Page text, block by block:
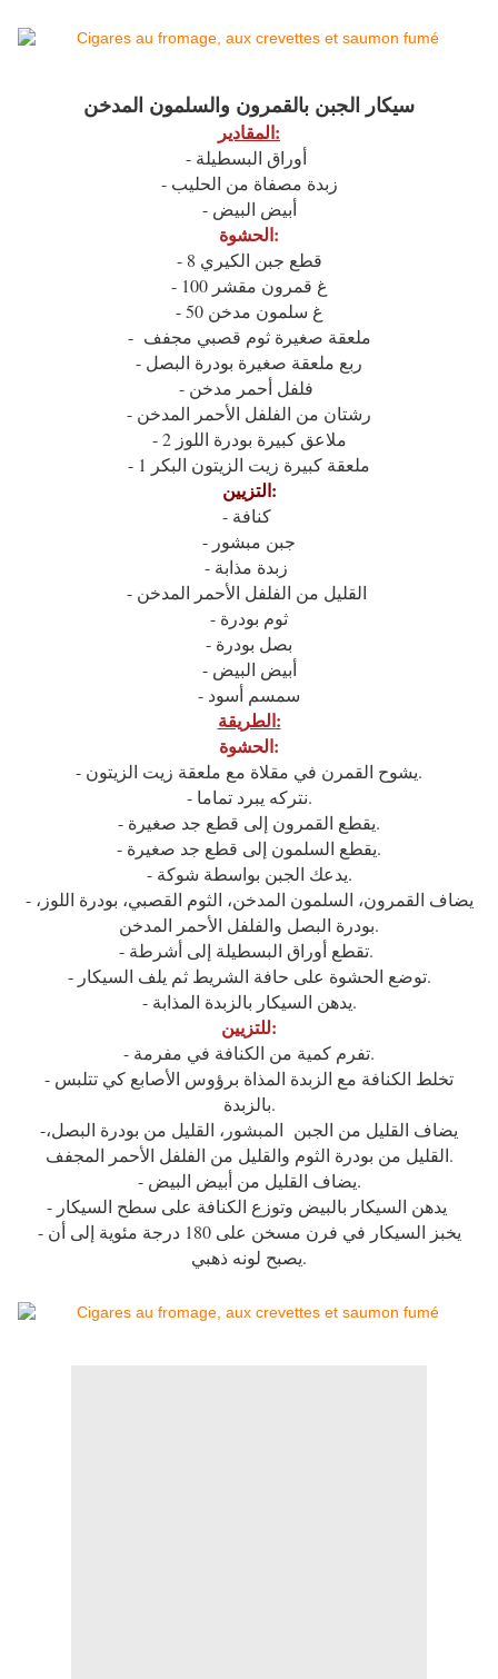
سيكار الجبن بالقمرون والسلمون المدخن
المقادير:
- زبدة مصفاة من الحليب
- أبيض البيض
الحشوة:
- 8 قطع جبن الكيري
- 100 غ قمرون مقشر
- 50 غ سلمون مدخن
- ملعقة صغيرة ثوم قصبي مجفف
- ربع ملعقة صغيرة بودرة البصل
- رشتان من الفلفل الأحمر المدخن
- 2 ملاعق كبيرة بودرة اللوز
- 1 ملعقة كبيرة زيت الزيتون البكر
التزيين:
- كنافة
- جبن مبشور
- ثوم بودرة
- بصل بودرة
- أبيض البيض
- سمسم أسود
الطريقة:
الحشوة:
- يشوح القمرن في مقلاة مع ملعقة زيت الزيتون.
- نتركه يبرد تماما.
- يقطع القمرون إلى قطع جد صغيرة.
- يقطع السلمون إلى قطع جد صغيرة.
- يدعك الجبن بواسطة شوكة.
- يضاف القمرون، السلمون المدخن، الثوم القصبي، بودرة اللوز،
بودرة البصل والفلفل الأحمر المدخن.
- تقطع أوراق البسطيلة إلى أشرطة.
- توضع الحشوة على حافة الشريط ثم يلف السيكار.
- يدهن السيكار بالزبدة المذابة.
للتزيين:
- تفرم كمية من الكنافة في مفرمة.
- تخلط الكنافة مع الزبدة المذاة برؤوس الأصابع كي تتلبس
بالزبدة.
-يضاف القليل من الجبن المبشور، القليل من بودرة البصل،
القليل من بودرة الثوم والقليل من الفلفل الأحمر المجفف.
- يضاف القليل من أبيض البيض.
- يخبز السيكار في فرن مسخن على 180 درجة مئوية إلى أن
يصبح لونه ذهبي.